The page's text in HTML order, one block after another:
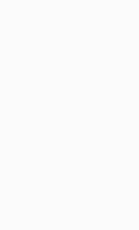
чтении
развития